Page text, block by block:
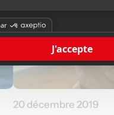
20 décembre 2019